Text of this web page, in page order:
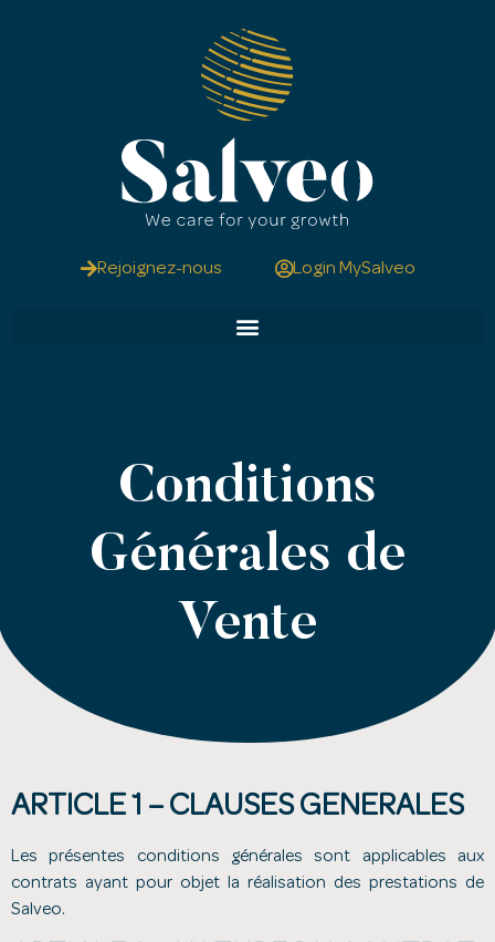
Rejoignez-nous Login MySalveo
Conditions
Générales de
Vente
ARTICLE 1 – CLAUSES GENERALES
Les présentes conditions générales sont applicables aux
contrats ayant pour objet la réalisation des prestations de
Salveo.